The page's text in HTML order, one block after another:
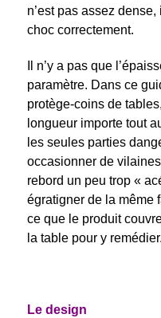
n’est pas assez
choc correctement.
Il n’y a pas que
paramètre. Dans ce
protège-coins de
longueur importe tout
les seules parties
occasionner de
rebord un peu trop «
égratigner de la même
ce que le produit
la table pour y remédier.
Le design